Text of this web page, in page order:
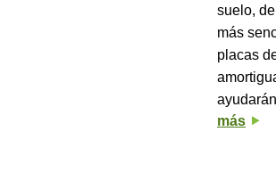
suelo,
más
placas
más